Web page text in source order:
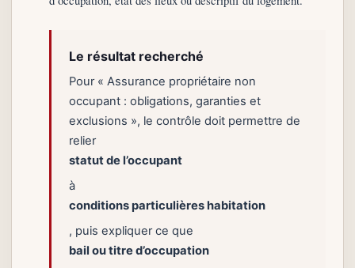
Le résultat recherché
Pour « Assurance propriétaire non
occupant : obligations, garanties et
exclusions », le contrôle doit permettre de
relier
statut de l’occupant
à
conditions particulières habitation
, puis expliquer ce que
bail ou titre d’occupation